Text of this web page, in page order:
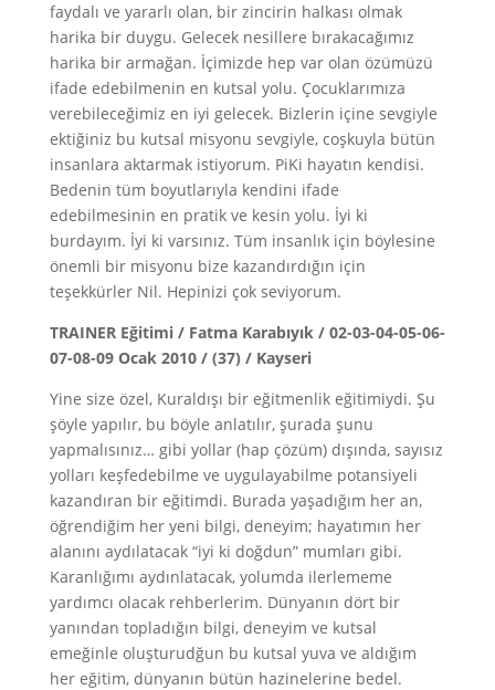
faydalı ve yararlı olan, bir zincirin halkası olmak
harika bir duygu. Gelecek nesillere bırakacağımız
harika bir armağan. İçimizde hep var olan özümüzü
ifade edebilmenin en kutsal yolu. Çocuklarımıza
verebileceğimiz en iyi gelecek. Bizlerin içine sevgiyle
ektiğiniz bu kutsal misyonu sevgiyle, coşkuyla bütün
insanlara aktarmak istiyorum. PiKi hayatın kendisi.
Bedenin tüm boyutlarıyla kendini ifade
edebilmesinin en pratik ve kesin yolu. İyi ki
burdayım. İyi ki varsınız. Tüm insanlık için böylesine
önemli bir misyonu bize kazandırdığın için
teşekkürler Nil. Hepinizi çok seviyorum.
TRAINER Eğitimi / Fatma Karabıyık / 02-03-04-05-06-
07-08-09 Ocak 2010 / (37) / Kayseri
Yine size özel, Kuraldışı bir eğitmenlik eğitimiydi. Şu
şöyle yapılır, bu böyle anlatılır, şurada şunu
yapmalısınız… gibi yollar (hap çözüm) dışında, sayısız
yolları keşfedebilme ve uygulayabilme potansiyeli
kazandıran bir eğitimdi. Burada yaşadığım her an,
öğrendiğim her yeni bilgi, deneyim; hayatımın her
alanını aydılatacak “iyi ki doğdun” mumları gibi.
Karanlığımı aydınlatacak, yolumda ilerlememe
yardımcı olacak rehberlerim. Dünyanın dört bir
yanından topladığın bilgi, deneyim ve kutsal
emeğinle oluşturudğun bu kutsal yuva ve aldığım
her eğitim, dünyanın bütün hazinelerine bedel.